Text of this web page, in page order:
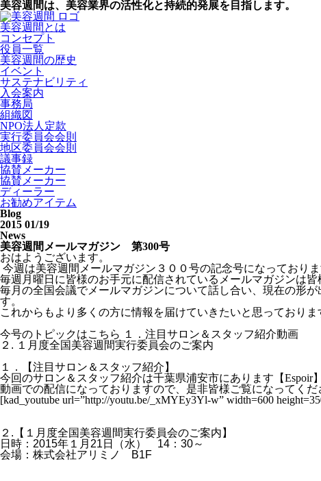
美容週間は、美容業界の活性化と持続的発展を目指します。
美容週間とは
コンセプト
役員一覧
美容週間の歴史
イベント
サステナビリティ
入会案内
事務局
組織図
NPO法人定款
実行委員会会則
地区委員会会則
議事録
協賛メーカー
協賛メーカー
ディーラー
お勧めアイテム
Blog
2015 01/19
News
美容週間メールマガジン 第300号
おはようございます。
今週は美容週間メールマガジン３００号の記念号になっておりま
毎週月曜日に皆様のお手元に配信されているメールマガジンは
毎月の全国会議でメールマガジンについて話し合い、現在の形
す。
これからもより多くの方に情報を届けていきたいと思っており
今号のトピックはこちら １．注目サロン＆スタッフ紹介動画
２ . １月度全国美容週間実行委員会のご案内
１．【注目サロン＆スタッフ紹介】
今回のサロン＆スタッフ紹介は千葉県浦安市にあります【Espoir
動画での配信になっておりますので、是非皆様ご覧になってくだ
[kad_youtube url=”http://youtu.be/_xMYEy3Yl-w” width=600
２ . 【１月度全国美容週間実行委員会のご案内】
日時： 2015年１月 21 日（水） 14 ： 30～
会場：株式会社アリミノ
B1F